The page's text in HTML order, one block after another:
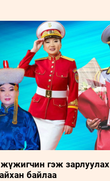
жүжигчин гэж
байлаа